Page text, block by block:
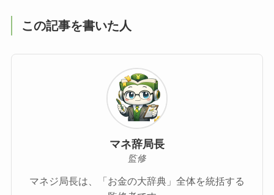
この記事を書いた人
マネ辞局長
監修
マネジ局長は、「お金の大辞典」全体を統括する